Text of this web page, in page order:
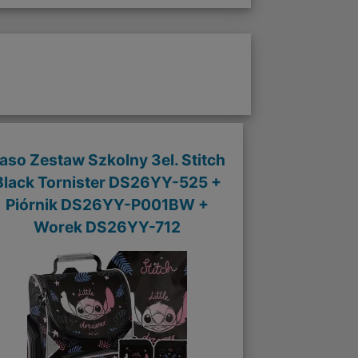
Zestaw Szkolny 3el. Stitch
Tornister DS26YY-525 +
Piórnik DS26YY-P001BW +
Worek DS26YY-712